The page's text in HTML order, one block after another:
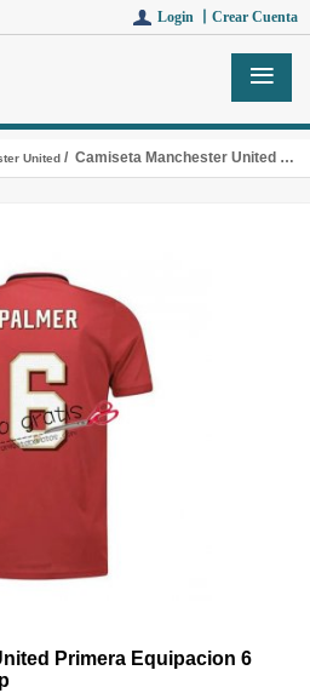
Login 丨 Crear Cuenta
United/ Camiseta Manchester United Primera Equipacion 6 PALMER 2019-2020 Cup
Primera Equipacion 6